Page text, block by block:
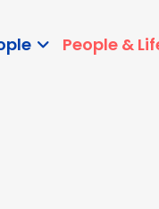
People &